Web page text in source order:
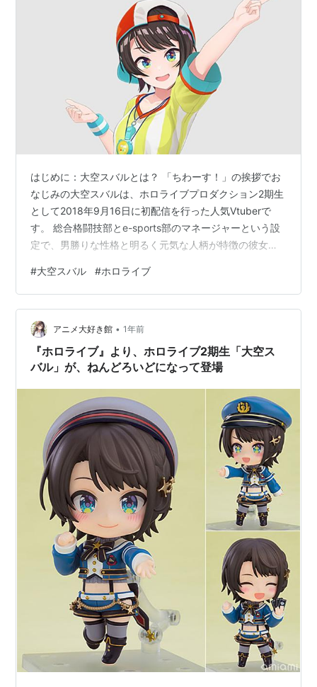
はじめに：大空スバルとは？ 「ちわーす！」の挨拶でお
なじみの大空スバルは、ホロライブプロダクション2期生
として2018年9月16日に初配信を行った人気Vtuberで
す。 総合格闘技部とe-sports部のマネージャーという設
定で、男勝りな性格と明るく元気な人柄が特徴の彼女
の中核メンバーとして多くのファン（スバ友）に愛され
続けています。 身長154cm、誕生日は7月2日、イラスト
レーターはしぐれうい先生が担当しており、映画鑑賞や
おさんぽを趣味とする親しみやすいキャラクター設定も
人気の一因となっています。 本記事では、大空スバルが
なぜこれほどまでに…
#大空スバル #ホロライブ
アニメ大好き館 • 1年前
『ホロライブ』より、ホロライブ2期生「大空ス
バル」が、ねんどろいどになって登場